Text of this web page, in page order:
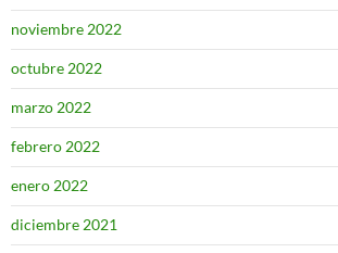
noviembre 2022
octubre 2022
marzo 2022
febrero 2022
enero 2022
diciembre 2021